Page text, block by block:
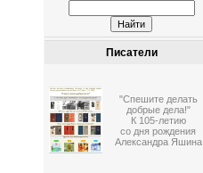
Писатели
"Спешите делать
добрые дела!"
К 105-летию
со дня рождения
Александра Яшина